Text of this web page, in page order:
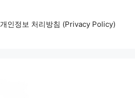
개인정보 처리방침 (Privacy Policy)